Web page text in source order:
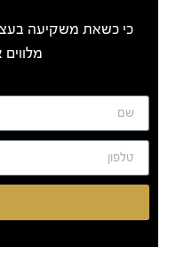
כי כשאת משקיעה